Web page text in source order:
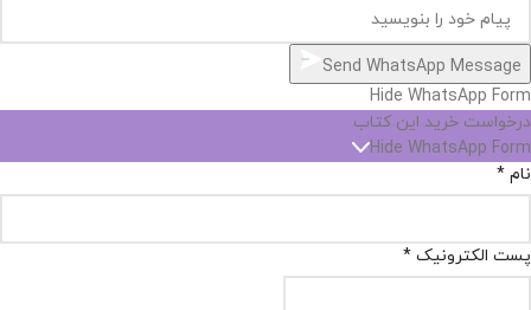
Send WhatsApp Message
Hide WhatsApp Form
درخواست خرید این کتاب
Hide WhatsApp Form
نام *
پست الکترونیک *